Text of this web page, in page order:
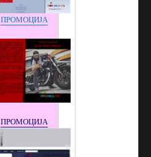
ПРОМОЦИЈА
ПРОМОЦИЈА